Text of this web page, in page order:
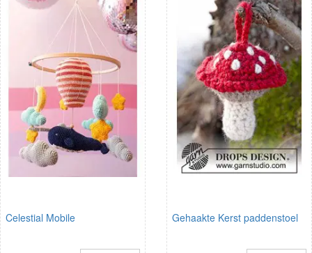
Celestial Mobile Gehaakte Kerst paddenstoel